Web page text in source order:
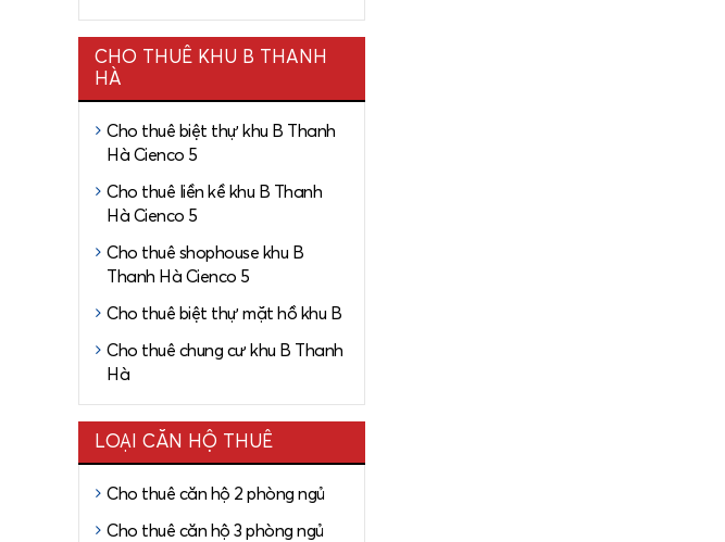
CHO THUÊ KHU B THANH
HÀ
Cho thuê biệt thự khu B Thanh
Hà Cienco 5
Cho thuê liền kề khu B Thanh
Hà Cienco 5
Cho thuê shophouse khu B
Thanh Hà Cienco 5
Cho thuê biệt thự mặt hồ khu B
Cho thuê chung cư khu B Thanh
Hà
LOẠI CĂN HỘ THUÊ
Cho thuê căn hộ 2 phòng ngủ
Cho thuê căn hộ 3 phòng ngủ